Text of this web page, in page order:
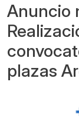
Anuncio
plazas